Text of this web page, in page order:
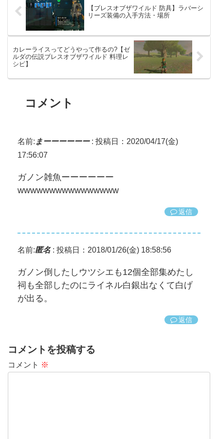
【ブレスオブザワイルド 防具】ラバーシ
リーズ装備の入手方法・場所
カレーライスってどうやって作るの?【ゼ
ルダの伝説ブレスオブザワイルド 料理レ
シピ】
コメント
名前: まーーーーーー: 投稿日：2020/04/17(金)
17:56:07
ガノン雑魚ーーーーーー
wwwwwwwwwwwwwwww
返信
名前:匿名: 投稿日：2018/01/26(金) 18:58:56
ガノン倒したしウツシエも12個全部集めたし
祠も全部したのにライネル白銀出なくて白げ
が出る。
返信
コメントを投稿する
コメント ※